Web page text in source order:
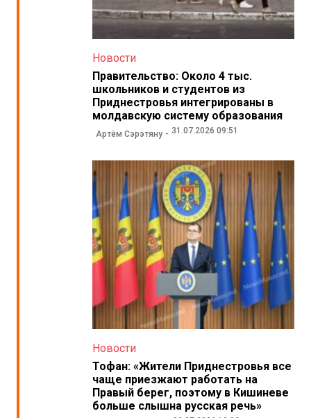
Новости
Правительство: Около 4 тыс.
школьников и студентов из
Приднестровья интегрированы в
молдавскую систему образования
Артём Сэрэтяну 31.07.2026 09:51
Новости
Тофан: «Жители Приднестровья все
чаще приезжают работать на
Правый берег, поэтому в Кишиневе
больше слышна русская речь»